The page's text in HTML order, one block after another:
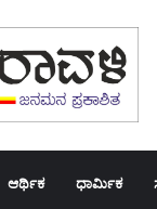
ಆರ್ಥಿಕ ಧಾರ್ಮಿಕ